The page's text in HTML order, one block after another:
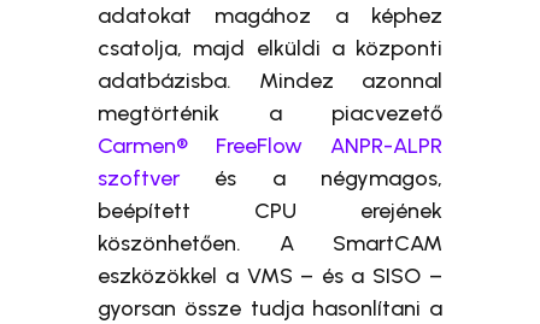
adatokat magához a képhez
csatolja, majd elküldi a központi
adatbázisba. Mindez azonnal
megtörténik a piacvezető
Carmen® FreeFlow ANPR-ALPR
szoftverés a négymagos,
beépített CPU erejének
köszönhetően. A SmartCAM
eszközökkel a VMS – és a SISO –
gyorsan össze tudja hasonlítani a